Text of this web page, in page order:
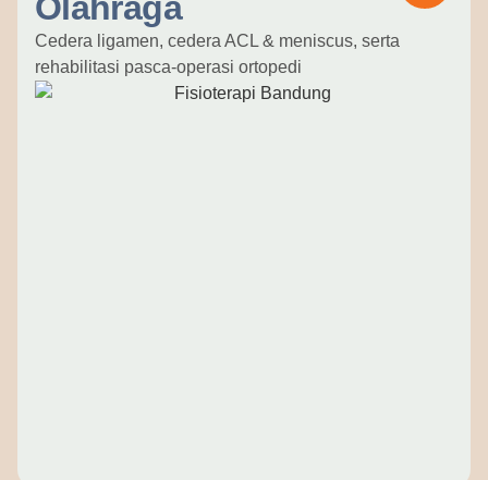
Olahraga
Cedera ligamen, cedera ACL & meniscus, serta
rehabilitasi pasca-operasi ortopedi